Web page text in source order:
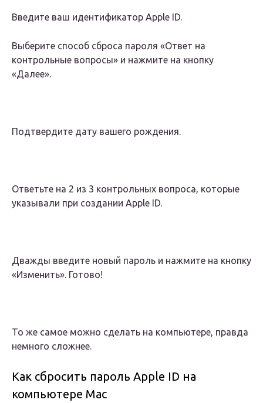
Введите ваш идентификатор Apple ID.
Выберите способ сброса пароля «Ответ на
контрольные вопросы» и нажмите на кнопку
«Далее».
Подтвердите дату вашего рождения.
Ответьте на 2 из 3 контрольных вопроса, которые
указывали при создании Apple ID.
Дважды введите новый пароль и нажмите на кнопку
«Изменить». Готово!
То же самое можно сделать на компьютере, правда
немного сложнее.
Как сбросить пароль Apple ID на
компьютере Mac